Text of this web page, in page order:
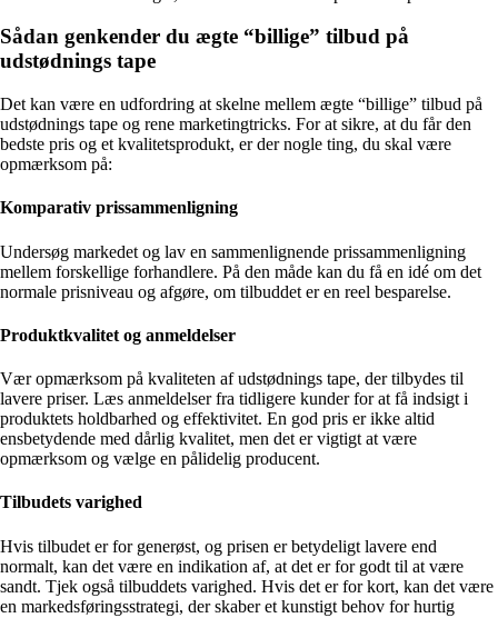
Sådan genkender du ægte “billige” tilbud på
udstødnings tape
Det kan være en udfordring at skelne mellem ægte “billige” tilbud på
udstødnings tape og rene marketingtricks. For at sikre, at du får den
bedste pris og et kvalitetsprodukt, er der nogle ting, du skal være
opmærksom på:
Komparativ prissammenligning
Undersøg markedet og lav en sammenlignende prissammenligning
mellem forskellige forhandlere. På den måde kan du få en idé om det
normale prisniveau og afgøre, om tilbuddet er en reel besparelse.
Produktkvalitet og anmeldelser
Vær opmærksom på kvaliteten af udstødnings tape, der tilbydes til
lavere priser. Læs anmeldelser fra tidligere kunder for at få indsigt i
produktets holdbarhed og effektivitet. En god pris er ikke altid
ensbetydende med dårlig kvalitet, men det er vigtigt at være
opmærksom og vælge en pålidelig producent.
Tilbudets varighed
Hvis tilbudet er for generøst, og prisen er betydeligt lavere end
normalt, kan det være en indikation af, at det er for godt til at være
sandt. Tjek også tilbuddets varighed. Hvis det er for kort, kan det være
en markedsføringsstrategi, der skaber et kunstigt behov for hurtig